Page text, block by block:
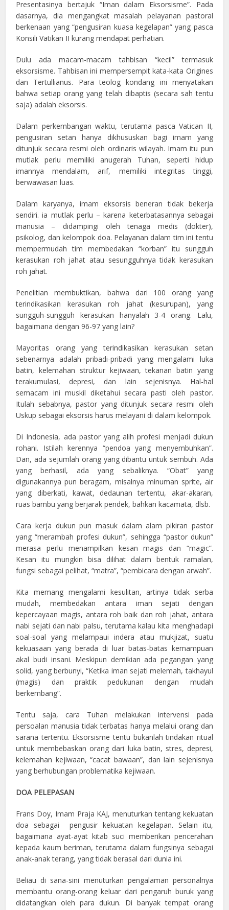
Presentasinya bertajuk “Iman dalam Eksorsisme”. Pada
dasarnya, dia mengangkat masalah pelayanan pastoral
berkenaan yang “pengusiran kuasa kegelapan” yang pasca
Konsili Vatikan II kurang mendapat perhatian.
Dulu ada macam-macam tahbisan “kecil” termasuk
eksorsisme. Tahbisan ini mempersempit kata-kata Origines
dan Tertullianus. Para teolog kondang ini menyatakan
bahwa setiap orang yang telah dibaptis (secara sah tentu
saja) adalah eksorsis.
Dalam perkembangan waktu, terutama pasca Vatican II,
pengusiran setan hanya dikhususkan bagi imam yang
ditunjuk secara resmi oleh ordinaris wilayah. Imam itu pun
mutlak perlu memiliki anugerah Tuhan, seperti hidup
imannya mendalam, arif, memiliki integritas tinggi,
berwawasan luas.
Dalam karyanya, imam eksorsis beneran tidak bekerja
sendiri. ia mutlak perlu – karena keterbatasannya sebagai
manusia – didampingi oleh tenaga medis (dokter),
psikolog, dan kelompok doa. Pelayanan dalam tim ini tentu
mempermudah tim membedakan “korban” itu sungguh
kerasukan roh jahat atau sesungguhnya tidak kerasukan
roh jahat.
Penelitian membuktikan, bahwa dari 100 orang yang
terindikasikan kerasukan roh jahat (kesurupan), yang
sungguh-sungguh kerasukan hanyalah 3-4 orang. Lalu,
bagaimana dengan 96-97 yang lain?
Mayoritas orang yang terindikasikan kerasukan setan
sebenarnya adalah pribadi-pribadi yang mengalami luka
batin, kelemahan struktur kejiwaan, tekanan batin yang
terakumulasi, depresi, dan lain sejenisnya. Hal-hal
semacam ini muskil diketahui secara pasti oleh pastor.
Itulah sebabnya, pastor yang ditunjuk secara resmi oleh
Uskup sebagai eksorsis harus melayani di dalam kelompok.
Di Indonesia, ada pastor yang alih profesi menjadi dukun
rohani. Istilah kerennya “pendoa yang menyembuhkan”.
Dan, ada sejumlah orang yang dibantu untuk sembuh. Ada
yang berhasil, ada yang sebaliknya. “Obat” yang
digunakannya pun beragam, misalnya minuman sprite, air
yang diberkati, kawat, dedaunan tertentu, akar-akaran,
ruas bambu yang berjarak pendek, bahkan kacamata, dlsb.
Cara kerja dukun pun masuk dalam alam pikiran pastor
yang “merambah profesi dukun”, sehingga “pastor dukun”
merasa perlu menampilkan kesan magis dan “magic”.
Kesan itu mungkin bisa dilihat dalam bentuk ramalan,
fungsi sebagai pelihat, “matra”, “pembicara dengan arwah”.
Kita memang mengalami kesulitan, artinya tidak serba
mudah, membedakan antara iman sejati dengan
kepercayaan magis, antara roh baik dan roh jahat, antara
nabi sejati dan nabi palsu, terutama kalau kita menghadapi
soal-soal yang melampaui indera atau mukjizat, suatu
kekuasaan yang berada di luar batas-batas kemampuan
akal budi insani. Meskipun demikian ada pegangan yang
solid, yang berbunyi, “Ketika iman sejati melemah, takhayul
(magis) dan praktik pedukunan dengan mudah
berkembang”.
Tentu saja, cara Tuhan melakukan intervensi pada
persoalan manusia tidak terbatas hanya melalui orang dan
sarana tertentu. Eksorsisme tentu bukanlah tindakan ritual
untuk membebaskan orang dari luka batin, stres, depresi,
kelemahan kejiwaan, “cacat bawaan”, dan lain sejenisnya
yang berhubungan problematika kejiwaan.
DOA PELEPASAN
Frans Doy, Imam Praja KAJ, menuturkan tentang kekuatan
doa sebagai pengusir kekuatan kegelapan. Selain itu,
bagaimana ayat-ayat kitab suci memberikan pencerahan
kepada kaum beriman, terutama dalam fungsinya sebagai
anak-anak terang, yang tidak berasal dari dunia ini.
Beliau di sana-sini menuturkan pengalaman personalnya
membantu orang-orang keluar dari pengaruh buruk yang
didatangkan oleh para dukun. Di banyak tempat orang